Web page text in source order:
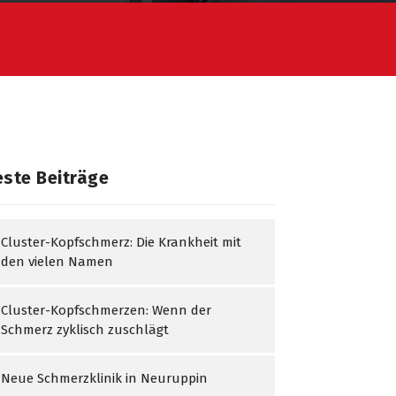
Beiträge
Cluster-Kopfschmerz: Die Krankheit mit
den vielen Namen
Cluster-Kopfschmerzen: Wenn der
Schmerz zyklisch zuschlägt
Neue Schmerzklinik in Neuruppin